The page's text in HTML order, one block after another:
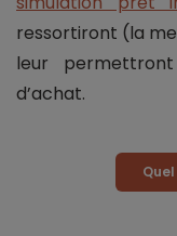
ressortiront (la
leur
d’achat.